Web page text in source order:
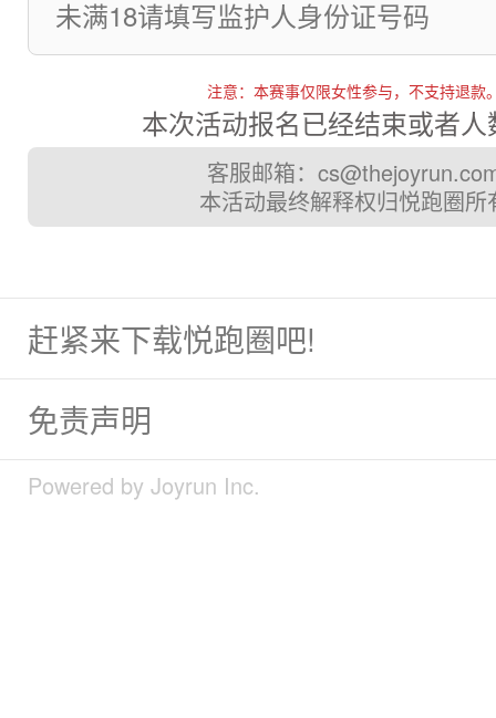
注意：本赛事仅限女性参与，不支持退款
本次活动报名已经结束或者人
客服邮箱：
本活动最终解释权归悦跑圈所
赶紧来下载悦跑圈吧!
免责声明
Powered by Joyrun Inc.